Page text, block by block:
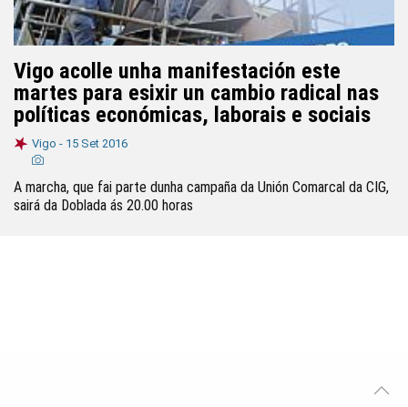
Vigo acolle unha manifestación este
martes para esixir un cambio radical nas
políticas económicas, laborais e sociais
Vigo - 15 Set 2016
A marcha, que fai parte dunha campaña da Unión Comarcal da CIG,
sairá da Doblada ás 20.00 horas